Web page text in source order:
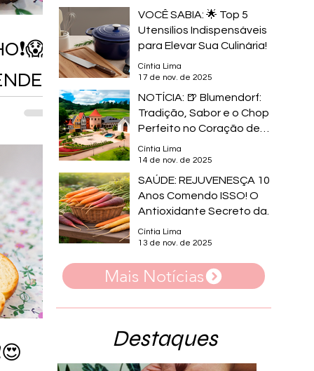
Destaques
Mais Notícias
VOCÊ SABIA: 🌟 Top 5
Utensílios Indispensáveis
para Elevar Sua Culinária!
Cíntia Lima
17 de nov. de 2025
NOTÍCIA: 🍺 Blumendorf:
Tradição, Sabor e o Chope
Perfeito no Coração de
Nova Hartz
Cíntia Lima
14 de nov. de 2025
SAÚDE: REJUVENESÇA 10
Anos Comendo ISSO! O
Antioxidante Secreto da
Cenoura
Cíntia Lima
13 de nov. de 2025